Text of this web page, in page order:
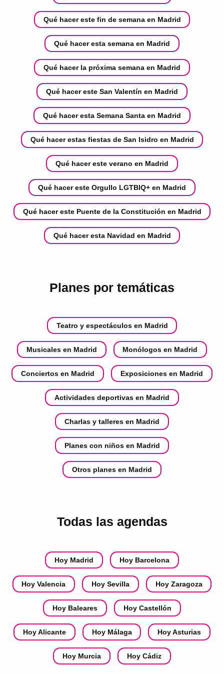
Qué hacer este fin de semana en Madrid
Qué hacer esta semana en Madrid
Qué hacer la próxima semana en Madrid
Qué hacer este San Valentín en Madrid
Qué hacer esta Semana Santa en Madrid
Qué hacer estas fiestas de San Isidro en Madrid
Qué hacer este verano en Madrid
Qué hacer este Orgullo LGTBIQ+ en Madrid
Qué hacer este Puente de la Constitución en Madrid
Qué hacer esta Navidad en Madrid
Planes por temáticas
Teatro y espectáculos en Madrid
Musicales en Madrid Monólogos en Madrid
Conciertos en Madrid Exposiciones en Madrid
Actividades deportivas en Madrid
Charlas y talleres en Madrid
Planes con niños en Madrid
Otros planes en Madrid
Todas las agendas
Hoy Madrid Hoy Barcelona
Hoy Valencia Hoy Sevilla Hoy Zaragoza
Hoy Baleares Hoy Castellón
Hoy Alicante Hoy Málaga Hoy Asturias
Hoy Murcia Hoy Cádiz